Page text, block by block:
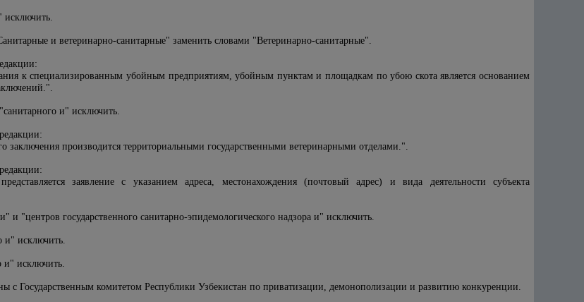
исключить.
и ветеринарно-санитарные" заменить словами "Ветеринарно-санитарные".
к специализированным убойным предприятиям, убойным пунктам и площадкам по убою скота является основанием
и" исключить.
заключения производится территориальными государственными ветеринарными отделами.".
заявление с указанием адреса, местонахождения (почтовый адрес) и вида деятельности субъекта
и "центров государственного санитарно-эпидемологического надзора и" исключить.
и" исключить.
и" исключить.
с Государственным комитетом Республики Узбекистан по приватизации, демонополизации и развитию конкуренции.